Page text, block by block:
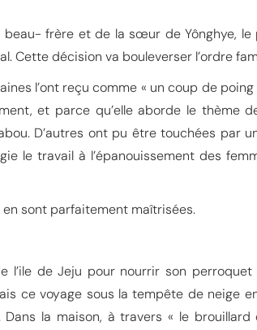
frère et de la sœur de Yônghye, le
Cette décision va bouleverser l’ordre
l’ont reçu comme « un coup de poing
et parce qu’elle aborde le thème
D’autres ont pu être touchées par
le travail à l’épanouissement des
en sont parfaitement maîtrisées.
l’ile de Jeju pour nourrir son perroquet
ce voyage sous la tempête de neige
la maison, à travers « le brouillard